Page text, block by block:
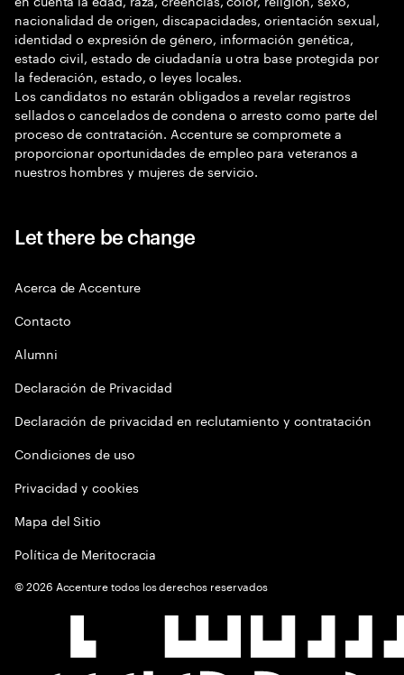
nacionalidad de origen, discapacidades, orientación sexual,
identidad o expresión de género, información genética,
estado civil, estado de ciudadanía u otra base protegida por
la federación, estado, o leyes locales.
Los candidatos no estarán obligados a revelar registros
sellados o cancelados de condena o arresto como parte del
proceso de contratación. Accenture se compromete a
proporcionar oportunidades de empleo para veteranos a
nuestros hombres y mujeres de servicio.
Let there be change
Acerca de Accenture
Contacto
Alumni
Declaración de Privacidad
Declaración de privacidad en reclutamiento y contratación
Condiciones de uso
Privacidad y cookies
Mapa del Sitio
Política de Meritocracia
©2026 Accenture todos los derechos reservados